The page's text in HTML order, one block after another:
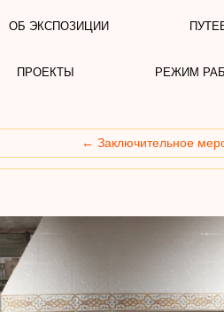
ОБ ЭКСПОЗИЦИИ
ПРОЕКТЫ РЕЖИМ
← Заключительное